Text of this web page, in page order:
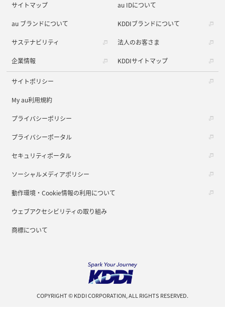
サイトマップ au IDについて
au ブランドについて KDDIブランドについて
サステナビリティ 法人のお客さま
企業情報 KDDIサイトマップ
サイトポリシー
My au利用規約
プライバシーポリシー
プライバシーポータル
セキュリティポータル
ソーシャルメディアポリシー
動作環境・Cookie情報の利用について
ウェブアクセシビリティの取り組み
商標について
COPYRIGHT © KDDI CORPORATION, ALL RIGHTS RESERVED.